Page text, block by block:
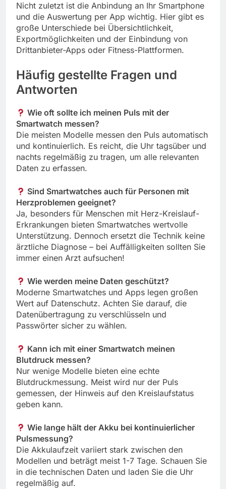
Nicht zuletzt ist die Anbindung an Ihr Smartphone
und die Auswertung per App wichtig. Hier gibt es
große Unterschiede bei Übersichtlichkeit,
Exportmöglichkeiten und der Einbindung von
Drittanbieter-Apps oder Fitness-Plattformen.
Häufig gestellte Fragen und
Antworten
Wie oft sollte ich meinen Puls mit der
Smartwatch messen?
Die meisten Modelle messen den Puls automatisch
und kontinuierlich. Es reicht, die Uhr tagsüber und
nachts regelmäßig zu tragen, um alle relevanten
Daten zu erfassen.
Sind Smartwatches auch für Personen mit
Herzproblemen geeignet?
Ja, besonders für Menschen mit Herz-Kreislauf-
Erkrankungen bieten Smartwatches wertvolle
Unterstützung. Dennoch ersetzt die Technik keine
ärztliche Diagnose – bei Auffälligkeiten sollten Sie
immer einen Arzt aufsuchen!
Wie werden meine Daten geschützt?
Moderne Smartwatches und Apps legen großen
Wert auf Datenschutz. Achten Sie darauf, die
Datenübertragung zu verschlüsseln und
Passwörter sicher zu wählen.
Kann ich mit einer Smartwatch meinen
Blutdruck messen?
Nur wenige Modelle bieten eine echte
Blutdruckmessung. Meist wird nur der Puls
gemessen, der Hinweis auf den Kreislaufstatus
geben kann.
Wie lange hält der Akku bei kontinuierlicher
Pulsmessung?
Die Akkulaufzeit variiert stark zwischen den
Modellen und beträgt meist 1-7 Tage. Schauen Sie
in die technischen Daten und laden Sie die Uhr
regelmäßig auf.